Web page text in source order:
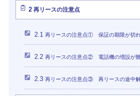
2再リースの注意点
2.1 再リースの注意点① 保証の期限が切
2.2 再リースの注意点② 電話機の増設が
2.3 再リースの注意点③ 再リースの途中